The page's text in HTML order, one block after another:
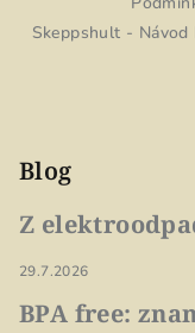
Skeppshult -
Blog
Z
29.7.2026
BPA free: